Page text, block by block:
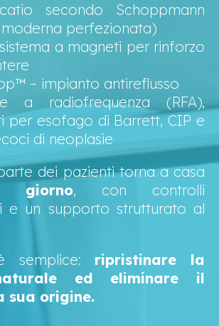
secondo Schoppmann
perfezionata)
a magneti per rinforzo
– impianto antireflusso
a radiofrequenza (RFA),
per esofago di Barrett, CIP e
di neoplasie
dei pazienti torna a casa
giorno, con controlli
e un supporto strutturato al
semplice: ripristinare la
ed eliminare il
sua origine.